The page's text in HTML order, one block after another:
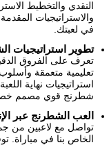
النقدي والتخطيط
والاستراتيجيات
في لعبتك.
تطوير استراتيجيات
تعرف على الفروق
تعليمية متعمقة
شطرنج قوي مصمم
العب الشطرنج عبر
تواصل مع لاعبين من
الخاص بنا في مباراة.